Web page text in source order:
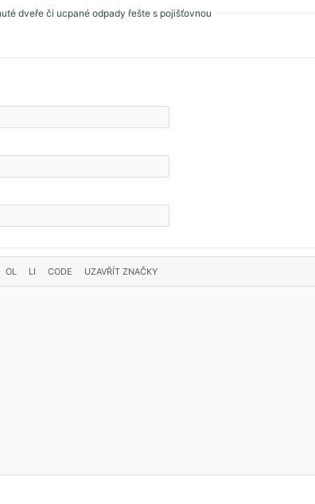
dveře či ucpané odpady řešte s pojišťovnou